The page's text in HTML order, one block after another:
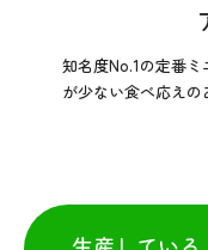
知名度No.1の定番
が少ない食べ応えの